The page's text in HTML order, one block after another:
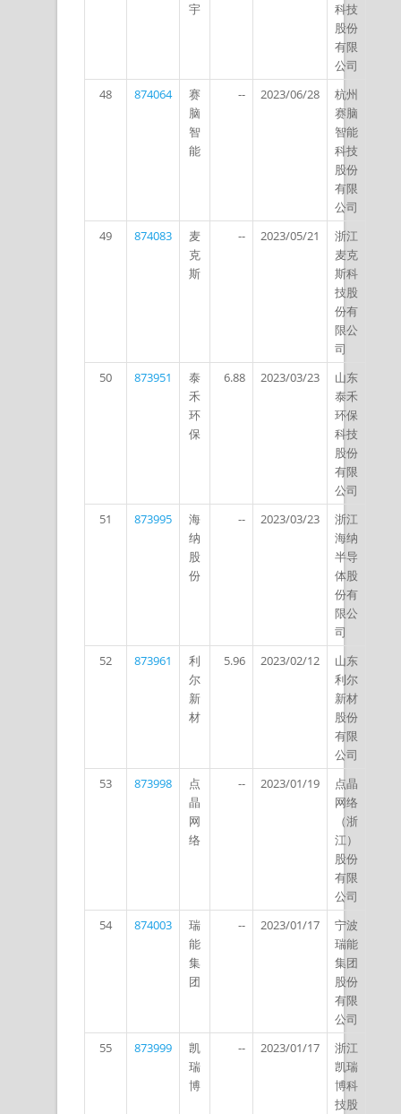
宇
科技
股份
有限
公司
48
874064
赛
脑
智
能
-- 2023/06/28
杭州
赛脑
智能
科技
股份
有限
公司
49
874083
麦
克
斯
-- 2023/05/21
浙江
麦克
斯科
技股
份有
限公
司
50
873951
泰
禾
环
保
6.88 2023/03/23
山东
泰禾
环保
科技
股份
有限
公司
51
873995
海
纳
股
份
-- 2023/03/23
浙江
海纳
半导
体股
份有
限公
司
52
873961
利
尔
新
材
5.96 2023/02/12
山东
利尔
新材
股份
有限
公司
53
873998
点
晶
网
络
-- 2023/01/19
点晶
网络
（浙
江）
股份
有限
公司
54
874003
瑞
能
集
团
-- 2023/01/17
宁波
瑞能
集团
股份
有限
公司
55
873999
凯
瑞
博
-- 2023/01/17
浙江
凯瑞
博科
技股